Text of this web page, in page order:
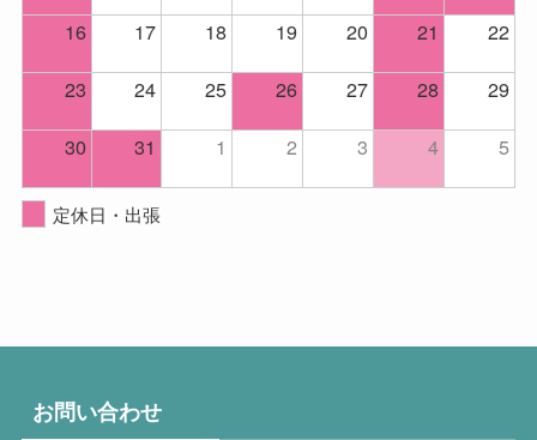
16
17 18 19 20 21
22
23
24 25 26 27 28
29
30
31 1 2 3 4 5
定休日・出張
お問い合わせ